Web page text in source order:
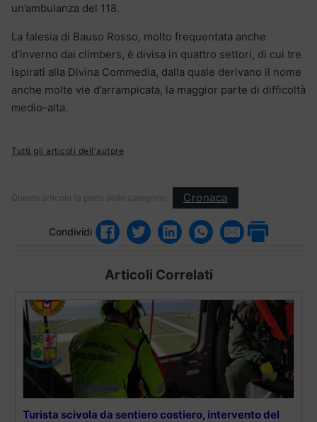
un’ambulanza del 118.
La falesia di Bauso Rosso, molto frequentata anche
d’inverno dai climbers, è divisa in quattro settori, di cui tre
ispirati alla Divina Commedia, dalla quale derivano il nome
anche molte vie d’arrampicata, la maggior parte di difficoltà
medio-alta.
Tutti gli articoli dell'autore
Questo articolo fa parte delle categorie: Cronaca
Condividi
Articoli Correlati
Turista scivola da sentiero costiero, intervento del